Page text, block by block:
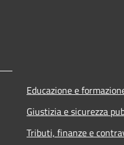
Educazione e
Giustizia e sicurezza
Tributi, finanze e